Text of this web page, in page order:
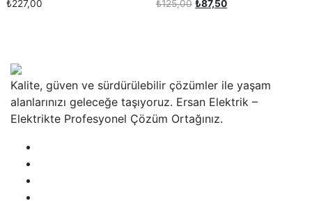
₺227,00 ₺125,00 Orijinal
₺87,50Şu
Kalite, güven ve sürdürülebilir çözümler ile yaşam
alanlarınızı geleceğe taşıyoruz. Ersan Elektrik –
Elektrikte Profesyonel Çözüm Ortağınız.